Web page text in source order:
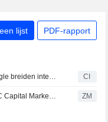
lijst PDF-rapport
Toast, Inc. en Google breiden integratie uit voor AI-gestuurde bestellingen via Google Maps CI
TOAST, INC. : RBC Capital Markets herhaalt Neutraal advies ZM